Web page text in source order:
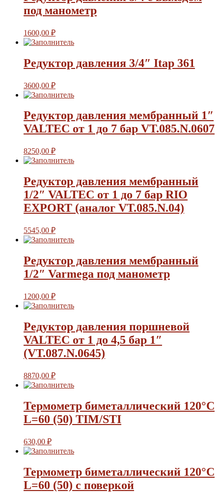
под манометр
1600,00 ₽
Редуктор давления 3/4″ Itap 361
3600,00 ₽
Редуктор давления мембранный 1″
VALTEC от 1 до 7 бар VT.085.N.0607
8250,00 ₽
Редуктор давления мембранный
1/2″ VALTEC от 1 до 7 бар RIO
EXPORT (аналог VT.085.N.04)
5545,00 ₽
Редуктор давления мембранный
1/2″ Varmega под манометр
1200,00 ₽
Редуктор давления поршневой
VALTEC от 1 до 4,5 бар 1″
(VT.087.N.0645)
8870,00 ₽
Термометр биметаллический 120°C
L=60 (50) TIM/STI
630,00 ₽
Термометр биметаллический 120°C
L=60 (50) с поверкой